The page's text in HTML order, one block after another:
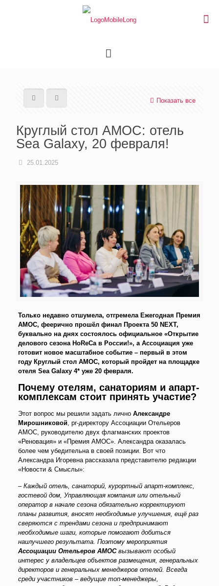
Показать все
Круглый стол АМОС: отель
Sea Galaxy, 20 февраля!
25.01.2025
Только недавно отшумела, отгремела Ежегодная Премия
АМОС, феерично прошёл финал Проекта 50 NEXT,
буквально на днях состоялось официальное «Открытие
делового сезона HoReCa в России!», а Ассоциация уже
готовит новое масштабное событие – первый в этом
году Круглый стол АМОС, который пройдет на площадке
отеля Sea Galaxy 4* уже 20 февраля.
Почему отелям, санаториям и апарт-
комплексам стоит принять участие?
Этот вопрос мы решили задать лично Александре
Мирошниковой, pr-директору Ассоциации Отельеров
АМОС, руководителю двух флагманских проектов
«Реновация» и «Премия АМОС». Александра оказалась
более чем убедительна в своей позиции. Вот что
Александра Игоревна рассказала представителю редакции
«Новости & Смыслы»:
– Каждый отель, санаторий, курортный апарт-комплекс,
гостевой дом, Управляющая компания или отельный
оператор в начале сезона обязательно корректируют
планы развития, вносят необходимые улучшения, ещё раз
сверяются с трендами сезона и предпринимают
необходимые шаги, которые помогают добиться
наилучшего результата. Поэтому мероприятия
Ассоциации Отельеров АМОСвызывают особый
интерес у владельцев объектов размещения, генеральных
директоров и генеральных менеджеров отелей. Всегда
среди участников – ведущие топ-менеджеры,